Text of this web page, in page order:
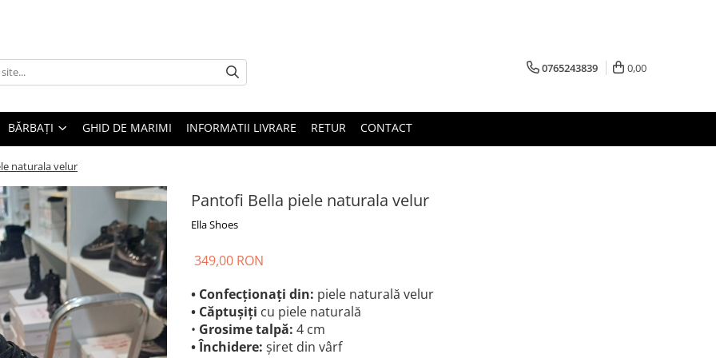
0765243839 0,00
BĂRBAȚI GHID DE MARIMI INFORMATII LIVRARE RETUR CONTACT
naturala velur
Pantofi Bella piele naturala velur
Ella Shoes
349,00 RON
• Confecționați din: piele naturală velur
• Căptușiți cu piele naturală
• Grosime talpă: 4 cm
• Închidere: șiret din vârf